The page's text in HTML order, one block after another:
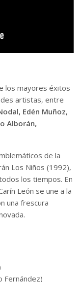
los mayores éxitos
artistas, entre
Edén Muñoz,
Alborán,
de la
Los Niños (1992),
los tiempos. En
León se une a la
una frescura
Fernández)